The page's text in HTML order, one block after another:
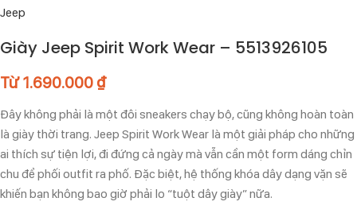
Jeep
Giày Jeep Spirit Work Wear – 5513926105
Từ1.690.000 ₫
Đây không phải là một đôi sneakers chạy bộ, cũng không hoàn toàn
là giày thời trang. Jeep Spirit Work Wear là một giải pháp cho những
ai thích sự tiện lợi, đi đứng cả ngày mà vẫn cần một form dáng chỉn
chu để phối outfit ra phố. Đặc biệt, hệ thống khóa dây dạng vặn sẽ
khiến bạn không bao giờ phải lo “tuột dây giày” nữa.